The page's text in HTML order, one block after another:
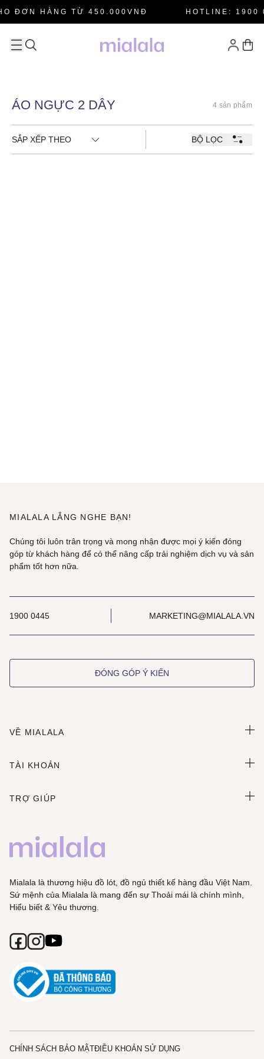
ĐƠN HÀNG TỪ 450.000VNĐ HOTLINE: 1900
ÁO NGỰC 2 DÂY 4 sản phẩm
SẮP XẾP THEO BỘ LỌC
MIALALA LẮNG NGHE BẠN!
Chúng tôi luôn trân trọng và mong nhận được mọi ý kiến đóng
góp từ khách hàng để có thể nâng cấp trải nghiệm dịch vụ và sản
phẩm tốt hơn nữa.
1900 0445 MARKETING@MIALALA.VN
ĐÓNG GÓP Ý KIẾN
VỀ MIALALA
TÀI KHOẢN
TRỢ GIÚP
Mialala là thương hiệu đồ lót, đồ ngủ thiết kế hàng đầu Việt Nam.
Sứ mệnh của Mialala là mang đến sự Thoải mái là chính mình,
Hiểu biết & Yêu thương.
CHÍNH SÁCH BẢO MẬTĐIỀU KHOẢN SỬ DỤNG